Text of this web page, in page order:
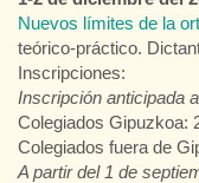
Nuevos límites de la
teórico-práctico.
Inscripciones:
Inscripción anticipada
Colegiados Gipuzkoa:
Colegiados fuera de
A partir del 1 de